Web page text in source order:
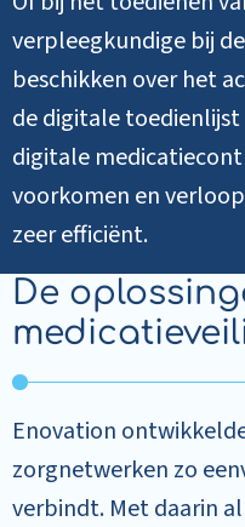
verpleegkundige bij
beschikken over het
de digitale toedienlijst
digitale
voorkomen en
zeer efficiënt.
De
Enovation
zorgnetwerken zo
verbindt. Met daarin